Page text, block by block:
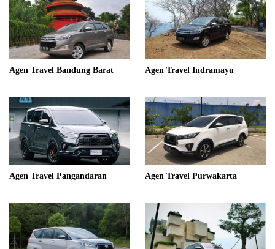
Agen Travel Bandung Barat Agen Travel Indramayu
Agen Travel Pangandaran Agen Travel Purwakarta